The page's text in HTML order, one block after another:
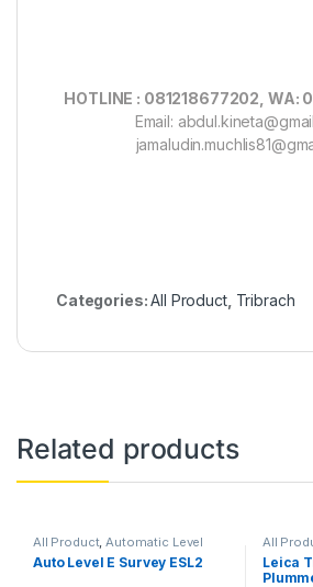
HOTLINE : 081218677202,
Email:
Categories:All Product, Tribrach
Related products
All Product, Automatic Level
Auto Level E Survey ESL2
All
Leica